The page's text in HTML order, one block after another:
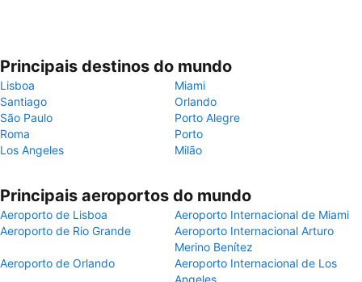
Principais destinos do mundo
Lisboa
Miami
Santiago
Orlando
São Paulo
Porto Alegre
Roma
Porto
Los Angeles
Milão
Principais aeroportos do mundo
Aeroporto de Lisboa
Aeroporto Internacional de Miami
Aeroporto de Rio Grande
Aeroporto Internacional Arturo
Merino Benítez
Aeroporto de Orlando
Aeroporto Internacional de Los
Angeles